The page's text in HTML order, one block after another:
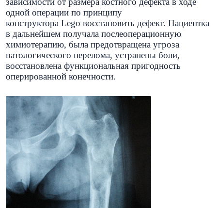
одной операции по принципу
конструктора Lego восстановить дефект. Пациентка
в дальнейшем получала послеоперационную
химиотерапию, была предотвращена угроза
патологического перелома, устранены боли,
восстановлена функциональная пригодность
оперированной конечности.